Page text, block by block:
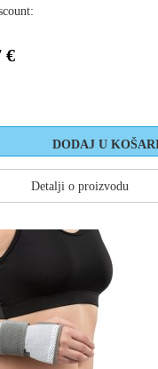
€
Detalji o proizvodu